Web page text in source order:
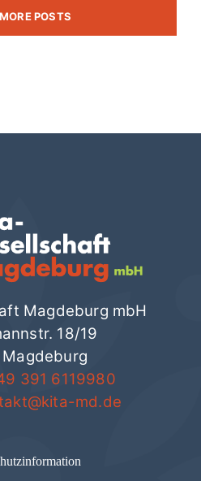
POSTS
Magdeburg mbH
18/19
391 6119980
md.de